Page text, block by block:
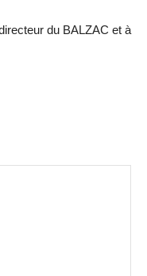
du BALZAC et à